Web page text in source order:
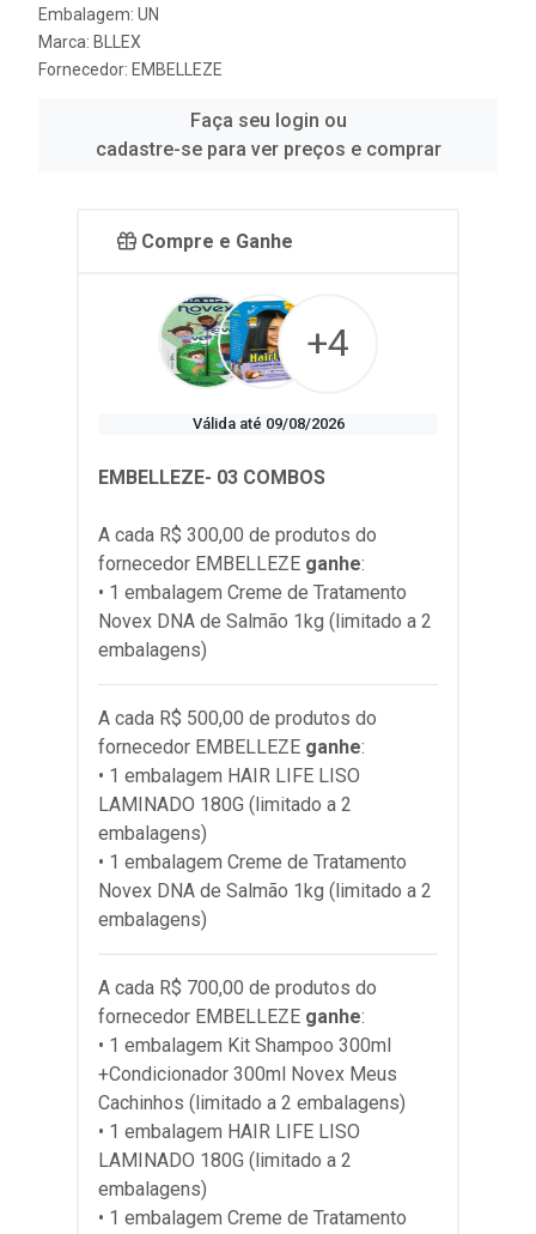
Embalagem: UN
Marca: BLLEX
Fornecedor: EMBELLEZE
Faça seu login ou
cadastre-se para ver preços e comprar
Compre e Ganhe
+4
Válida até 09/08/2026
EMBELLEZE- 03 COMBOS
A cada R$ 300,00 de produtos do
fornecedor EMBELLEZE ganhe:
• 1 embalagem Creme de Tratamento
Novex DNA de Salmão 1kg (limitado a 2
embalagens)
A cada R$ 500,00 de produtos do
fornecedor EMBELLEZE ganhe:
• 1 embalagem HAIR LIFE LISO
LAMINADO 180G (limitado a 2
embalagens)
• 1 embalagem Creme de Tratamento
Novex DNA de Salmão 1kg (limitado a 2
embalagens)
A cada R$ 700,00 de produtos do
fornecedor EMBELLEZE ganhe:
• 1 embalagem Kit Shampoo 300ml
+Condicionador 300ml Novex Meus
Cachinhos (limitado a 2 embalagens)
• 1 embalagem HAIR LIFE LISO
LAMINADO 180G (limitado a 2
embalagens)
• 1 embalagem Creme de Tratamento